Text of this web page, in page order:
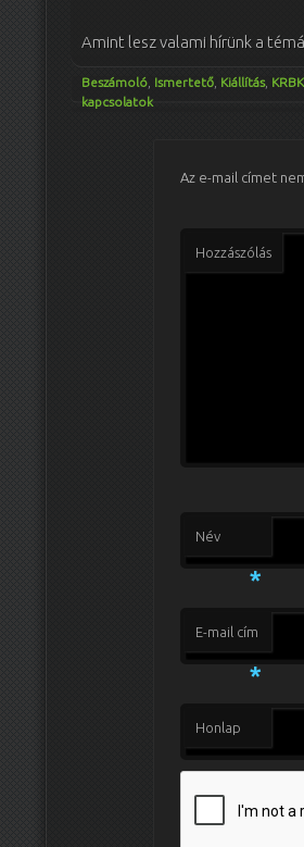
Amint lesz valami hírünk a
Beszámoló Ismertető Kiállítás, KRBK
kapcsolatok
Az e-mail címet
Hozzászólás
Név
*
E-mail cím
*
Honlap